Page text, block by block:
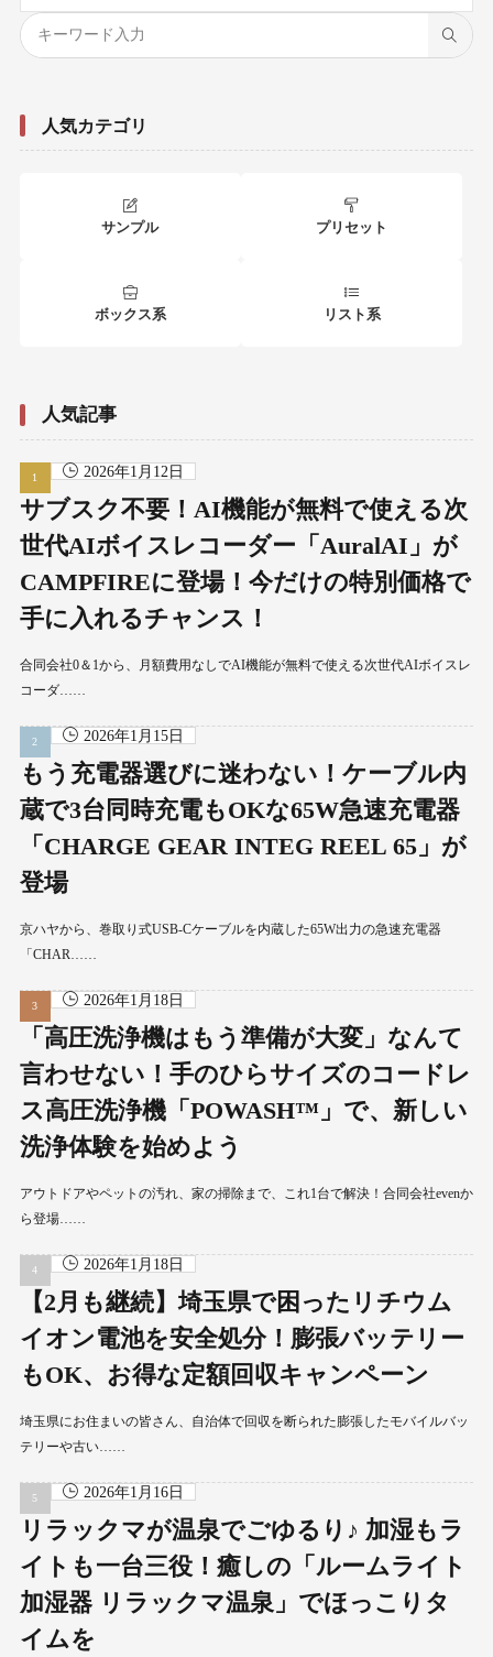
人気カテゴリ
サンプル プリセット
ボックス系 リスト系
人気記事
2026年1月12日
サブスク不要！AI機能が無料で使える次
世代AIボイスレコーダー「AuralAI」が
CAMPFIREに登場！今だけの特別価格で
手に入れるチャンス！
合同会社0＆1から、月額費用なしでAI機能が無料で使える次世代AIボイスレ
コーダ……
2026年1月15日
もう充電器選びに迷わない！ケーブル内
蔵で3台同時充電もOKな65W急速充電器
「CHARGE GEAR INTEG REEL 65」が
登場
京ハヤから、巻取り式USB-Cケーブルを内蔵した65W出力の急速充電器
「CHAR……
2026年1月18日
「高圧洗浄機はもう準備が大変」なんて
言わせない！手のひらサイズのコードレ
ス高圧洗浄機「POWASH™」で、新しい
洗浄体験を始めよう
アウトドアやペットの汚れ、家の掃除まで、これ1台で解決！合同会社evenか
ら登場……
2026年1月18日
【2月も継続】埼玉県で困ったリチウム
イオン電池を安全処分！膨張バッテリー
もOK、お得な定額回収キャンペーン
埼玉県にお住まいの皆さん、自治体で回収を断られた膨張したモバイルバッ
テリーや古い……
2026年1月16日
リラックマが温泉でごゆるり♪ 加湿もラ
イトも一台三役！癒しの「ルームライト
加湿器 リラックマ温泉」でほっこりタ
イムを